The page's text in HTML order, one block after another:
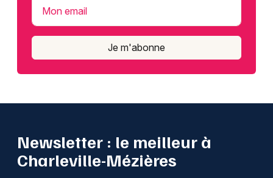
Mon email
Je m'abonne
Newsletter : le meilleur à
Charleville-Mézières